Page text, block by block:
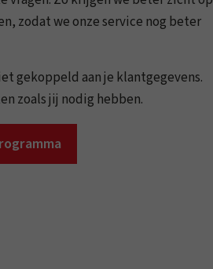
zodat we onze service nog beter
gekoppeld aan je klantgegevens.
zoals jij nodig hebben.